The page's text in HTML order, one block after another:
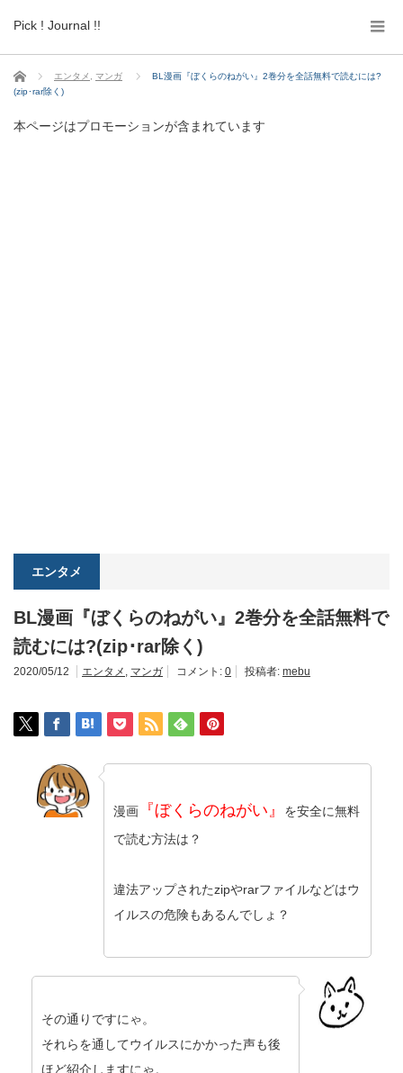
Pick ! Journal !!
ホーム エンタメ マンガ
BL漫画『ぼくらのねがい』2巻分を全話無料で読むには?
(zip･rar除く)
本ページはプロモーションが含まれています
エンタメ
BL漫画『ぼくらのねがい』2巻分を全話無料で
読むには?(zip･rar除く)
2020/05/12 エンタメ , マンガ コメント: 0 投稿者: mebu
漫画 『ぼくらのねがい』
を安全に無料
で読む方法は？
違法アップされたzipやrarファイルなどはウ
イルスの危険もあるんでしょ？
その通りですにゃ。
それらを通してウイルスにかかった声も後
ほど紹介しますにゃ。